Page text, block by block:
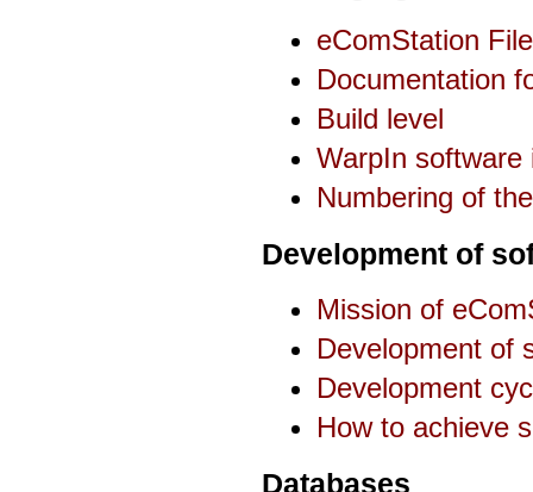
eComStation
Documentation
Build level
WarpIn software
Numbering of
Development of
Mission of
Development of
Development
How to achieve
Databases